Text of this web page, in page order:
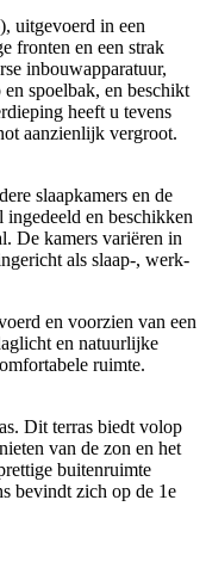
uitgevoerd in een
fronten en een strak
inbouwapparatuur,
spoelbak, en beschikt
heeft u tevens
aanzienlijk vergroot.
slaapkamers en de
en beschikken
De kamers variëren in
als slaap-, werk-
en voorzien van een
en natuurlijke
ruimte.
Dit terras biedt volop
van de zon en het
buitenruimte
bevindt zich op de 1e